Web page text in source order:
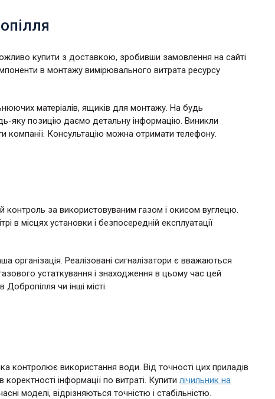
купити з доставкою, зробивши замовлення на сайті
в монтажу вимірювального витрата ресурсу
матеріалів, ящиків для монтажу. На будь
яку позицію даємо детальну інформацію. Виникли
компанії. Консультацію можна отримати телефону.
контроль за використовуваним газом і окисом вуглецю.
в місцях установки і безпосередній експлуатації
організація. Реалізовані сигналізатори є вважаються
устаткування і знаходження в цьому час цей
чи інші місті.
контролює використання води. Від точності цих приладів
інформації по витраті. Купитилічильник на
моделі, відрізняються точністю і стабільністю.